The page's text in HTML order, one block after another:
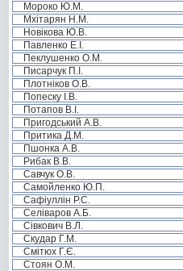
Мороко Ю.М.
Мхітарян Н.М.
Новікова Ю.В.
Павленко Е.І.
Пеклушенко О.М.
Писарчук П.І.
Плотніков О.В.
Попеску І.В.
Потапов В.І.
Пригодський А.В.
Притика Д.М.
Пшонка А.В.
Рибак В.В.
Савчук О.В.
Самойленко Ю.П.
Сафіуллін Р.С.
Селіваров А.Б.
Сівкович В.Л.
Скудар Г.М.
Смітюх Г.Є.
Стоян О.М.